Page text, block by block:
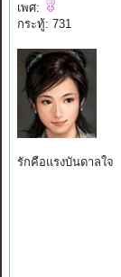
เพศ:
กระทู้: 731
รักคือแรงบันดาลใจ